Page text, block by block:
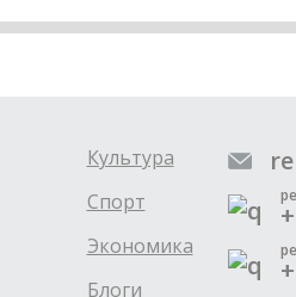
Культура
Спорт
Экономика
Блоги